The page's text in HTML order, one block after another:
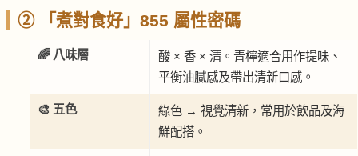
② 「煮對食好」855 屬性密碼
🌈 八味層
酸 × 香 × 清。青檸適合用作提味、
平衡油膩感及帶出清新口感。
🎨 五色
綠色 → 視覺清新，常用於飲品及海
鮮配搭。